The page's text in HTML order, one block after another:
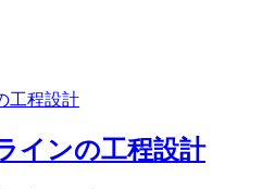
インの工程設計